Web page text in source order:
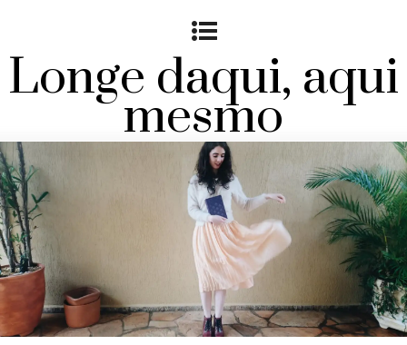
Longe daqui, aqui
mesmo